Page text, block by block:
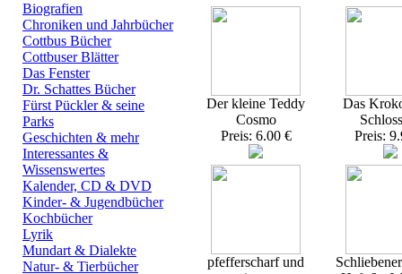
Biografien
Chroniken und Jahrbücher
Cottbus Bücher
Cottbuser Blätter
Das Fenster
Dr. Schattes Bücher
Fürst Pückler & seine
Parks
Geschichten & mehr
Interessantes &
Wissenswertes
Kalender, CD & DVD
Kinder- & Jugendbücher
Kochbücher
Lyrik
Mundart & Dialekte
Natur- & Tierbücher
Der kleine Teddy
Cosmo
Preis: 6.00 €
Das
Preis:
pfefferscharf und